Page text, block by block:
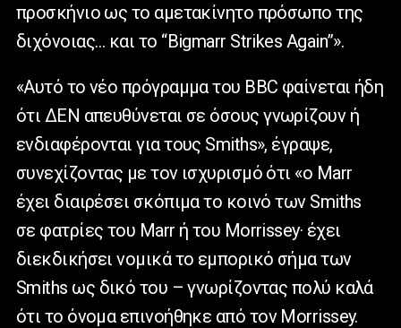
προσκήνιο ως το αμετακίνητο πρόσωπο της
διχόνοιας… και το “Bigmarr Strikes Again”».
«Αυτό το νέο πρόγραμμα του BBC φαίνεται ήδη
ότι ΔΕΝ απευθύνεται σε όσους γνωρίζουν ή
ενδιαφέρονται για τους Smiths», έγραψε,
συνεχίζοντας με τον ισχυρισμό ότι «ο Marr
έχει διαιρέσει σκόπιμα το κοινό των Smiths
σε φατρίες του Marr ή του Morrissey· έχει
διεκδικήσει νομικά το εμπορικό σήμα των
Smiths ως δικό του – γνωρίζοντας πολύ καλά
ότι το όνομα επινοήθηκε από τον Morrissey.